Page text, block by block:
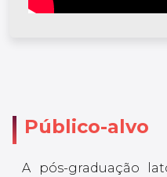
Público-alvo
A pós-graduação